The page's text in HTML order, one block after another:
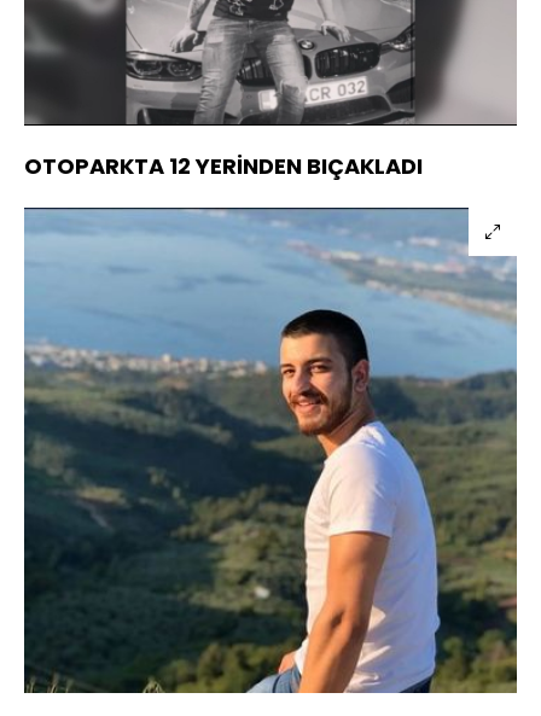
Aç
Yüklendi
100.00%
Oynatma
Hızı
OTOPARKTA 12 YERİNDEN BIÇAKLADI